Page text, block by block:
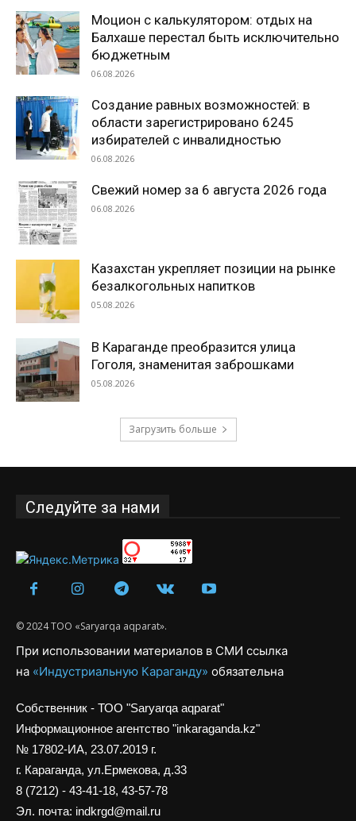
Моцион с калькулятором: отдых на
Балхаше перестал быть исключительно
бюджетным
06.08.2026
Создание равных возможностей: в
области зарегистрировано 6245
избирателей с инвалидностью
06.08.2026
Свежий номер за 6 августа 2026 года
06.08.2026
Казахстан укрепляет позиции на рынке
безалкогольных напитков
05.08.2026
В Караганде преобразится улица
Гоголя, знаменитая заброшками
05.08.2026
Загрузить больше
Следуйте за нами
© 2024 ТОО «Saryarqa aqparat».
При использовании материалов в СМИ ссылка
на «Индустриальную Караганду» обязательна
Собственник - ТОО "Saryarqa aqparat"
Информационное агентство "inkaraganda.kz"
№ 17802-ИА, 23.07.2019 г.
г. Караганда, ул.Ермекова, д.33
8 (7212) - 43-41-18, 43-57-78
Эл. почта: indkrgd@mail.ru